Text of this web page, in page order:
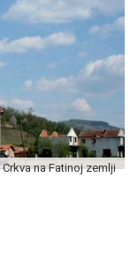
Crkva na Fatinoj zemlji